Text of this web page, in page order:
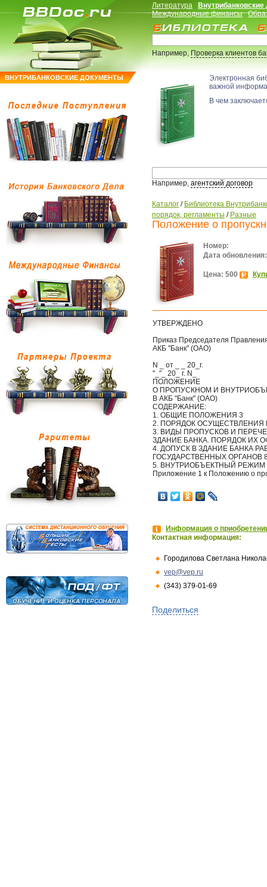
ВНУТРИБАНКОВСКИЕ ДОКУМЕНТЫ
Литература
Международные финансы
Например,Проверка клиентов
Электронная
важной
В чем
Например, агентский договор
Каталог / Библиотека
порядок, регламенты / Разные
Положение о
Номер:
Дата обновления:
Цена: 500
УТВЕРЖДЕНО
Приказ Председателя
АКБ "Банк" (ОАО)
N _ от _ _ 20_г.
"_"_ 20_ г. N_
ПОЛОЖЕНИЕ
О ПРОПУСКНОМ И
В АКБ "Банк" (ОАО)
СОДЕРЖАНИЕ:
1. ОБЩИЕ ПОЛОЖЕНИЯ 3
2. ПОРЯДОК
3. ВИДЫ ПРОПУСКОВ И
ЗДАНИЕ БАНКА. ПОРЯДОК ИХ
4. ДОПУСК В ЗДАНИЕ БАНКА
ГОСУДАРСТВЕННЫХ ОРГАНОВ
5. ВНУТРИОБЪЕКТНЫЙ РЕЖИМ
Приложение 1 к Положению о
Информация о
Контактная информация:
Городилова Светлана
vep@vep.ru
(343) 379-01-69
Поделиться